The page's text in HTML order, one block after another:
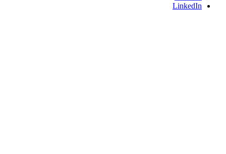
LinkedIn